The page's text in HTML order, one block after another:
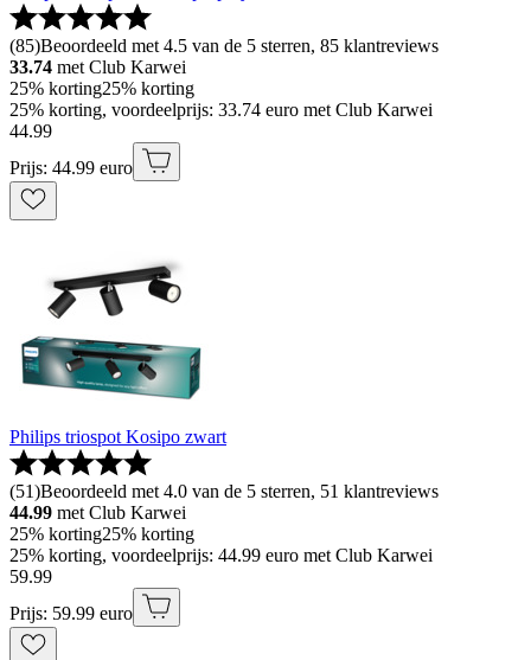
(85)Beoordeeld met 4.5 van de 5 sterren, 85 klantreviews
33.74 met Club Karwei
25% korting25% korting
25% korting, voordeelprijs: 33.74 euro met Club Karwei
44.99
Prijs: 44.99 euro
Philips triospot Kosipo zwart
(51)Beoordeeld met 4.0 van de 5 sterren, 51 klantreviews
44.99 met Club Karwei
25% korting25% korting
25% korting, voordeelprijs: 44.99 euro met Club Karwei
59.99
Prijs: 59.99 euro